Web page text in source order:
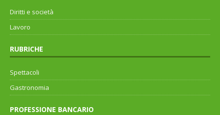
Diritti e società
Lavoro
RUBRICHE
Spettacoli
Gastronomia
PROFESSIONE BANCARIO